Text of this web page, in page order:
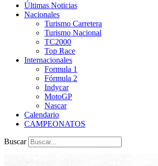
Últimas Noticias
Nacionales
Turismo Carretera
Turismo Nacional
TC2000
Top Race
Internacionales
Formula 1
Fórmula 2
Indycar
MotoGP
Nascar
Calendario
CAMPEONATOS
Buscar